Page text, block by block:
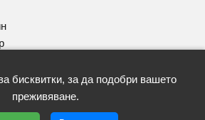
бисквитки, за да подобри вашето
преживяване.